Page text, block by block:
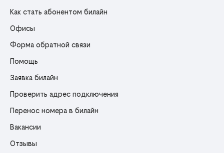
Как стать абонентом билайн
Офисы
Форма обратной связи
Помощь
Заявка билайн
Проверить адрес подключения
Перенос номера в билайн
Вакансии
Отзывы